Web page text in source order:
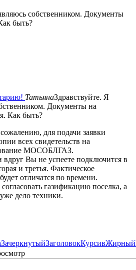
собственником. Документы
быть?
ТатьянаЗдравствуйте. Я
Документы на
Как быть?
для подачи заявки
всех свидетельств на
МОСОБЛГАЗ.
Вы не успеете подключится в
и третья. Фактическое
отличатся по времени.
газификацию поселка, а
дело техники.
ЗачеркнутыйЗаголовокКурсивЖирный